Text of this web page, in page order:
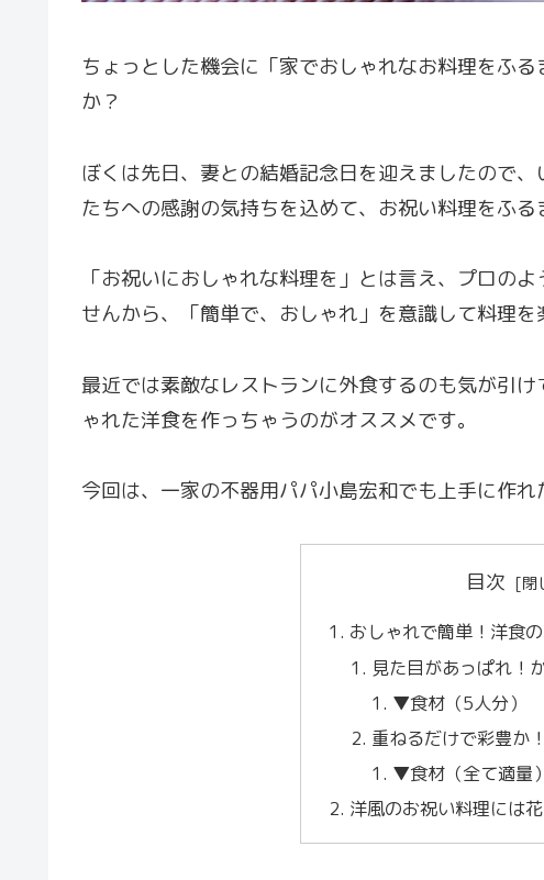
ちょっとした機会に「家でおしゃれなお料理をふ
か？
ぼくは先日、妻との結婚記念日を迎えましたので
たちへの感謝の気持ちを込めて、お祝い料理をふる
「お祝いにおしゃれな料理を」とは言え、プロの
せんから、「簡単で、おしゃれ」を意識して料理を
最近では素敵なレストランに外食するのも気が引
ゃれた洋食を作っちゃうのがオススメです。
今回は、一家の不器用パパ小島宏和でも上手に作
目次
おしゃれで簡単！洋食
見た目があっぱれ！
▼食材（5人分）
重ねるだけで彩豊か
▼食材（全て適量）
洋風のお祝い料理には